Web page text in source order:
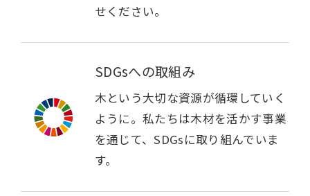
せください。
SDGsへの取組み
木という大切な資源が循環していく
ように。私たちは木材を活かす事業
を通じて、SDGsに取り組んでいま
す。